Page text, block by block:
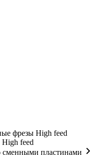
фрезы High feed
feed
сменными пластинами